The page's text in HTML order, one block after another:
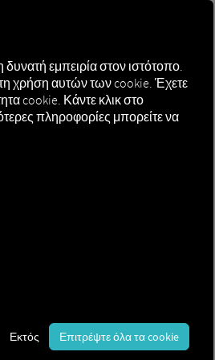
να απαιτείται η εισαγωγή ενός
εμπειρία στον ιστότοπο.
χρήση αυτών των cookie. Έχετε
cookie. Κάντε κλικ στο
πληροφορίες μπορείτε να
Εκτός Επιτρέψτε όλα τα cookie